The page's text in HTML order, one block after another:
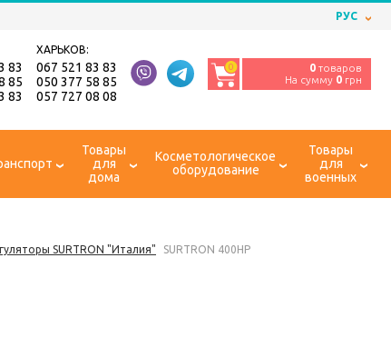
РУС
83
85
83
ХАРЬКОВ:
067 521 83 83
050 377 58 85
057 727 08 08
0 0 товаров
На сумму 0 грн
Товары
для
дома
Косметологическое
оборудование
Товары
для
военных
SURTRON "Италия" SURTRON 400HP